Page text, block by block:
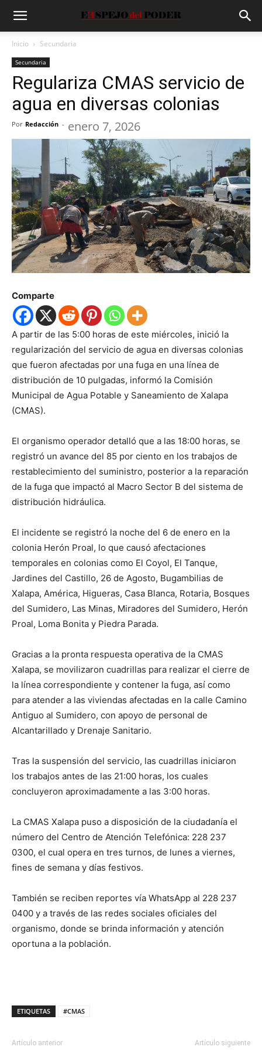
Inicio Secundaria
Secundaria
Regulariza CMAS servicio de
agua en diversas colonias
Por Redacción - enero 7, 2026
Comparte
A partir de las 5:00 horas de este miércoles, inició la
regularización del servicio de agua en diversas colonias
que fueron afectadas por una fuga en una línea de
distribución de 10 pulgadas, informó la Comisión
Municipal de Agua Potable y Saneamiento de Xalapa
(CMAS).
El organismo operador detalló que a las 18:00 horas, se
registró un avance del 85 por ciento en los trabajos de
restablecimiento del suministro, posterior a la reparación
de la fuga que impactó al Macro Sector B del sistema de
distribución hidráulica.
El incidente se registró la noche del 6 de enero en la
colonia Herón Proal, lo que causó afectaciones
temporales en colonias como El Coyol, El Tanque,
Jardines del Castillo, 26 de Agosto, Bugambilias de
Xalapa, América, Higueras, Casa Blanca, Rotaria, Bosques
del Sumidero, Las Minas, Miradores del Sumidero, Herón
Proal, Loma Bonita y Piedra Parada.
Gracias a la pronta respuesta operativa de la CMAS
Xalapa, se movilizaron cuadrillas para realizar el cierre de
la línea correspondiente y contener la fuga, así como
para atender a las viviendas afectadas en la calle Camino
Antiguo al Sumidero, con apoyo de personal de
Alcantarillado y Drenaje Sanitario.
Tras la suspensión del servicio, las cuadrillas iniciaron
los trabajos antes de las 21:00 horas, los cuales
concluyeron aproximadamente a las 3:00 horas.
La CMAS Xalapa puso a disposición de la ciudadanía el
número del Centro de Atención Telefónica: 228 237
0300, el cual opera en tres turnos, de lunes a viernes,
fines de semana y días festivos.
También se reciben reportes vía WhatsApp al 228 237
0400 y a través de las redes sociales oficiales del
organismo, donde se brinda información y atención
oportuna a la población.
ETIQUETAS #CMAS
Artículo anterior Artículo siguiente